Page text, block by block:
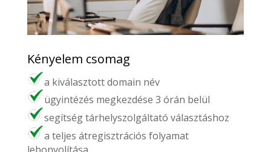
Kényelem csomag
a kiválasztott domain név
ügyintézés megkezdése 3 órán belül
segítség tárhelyszolgáltató választáshoz
a teljes átregisztrációs folyamat